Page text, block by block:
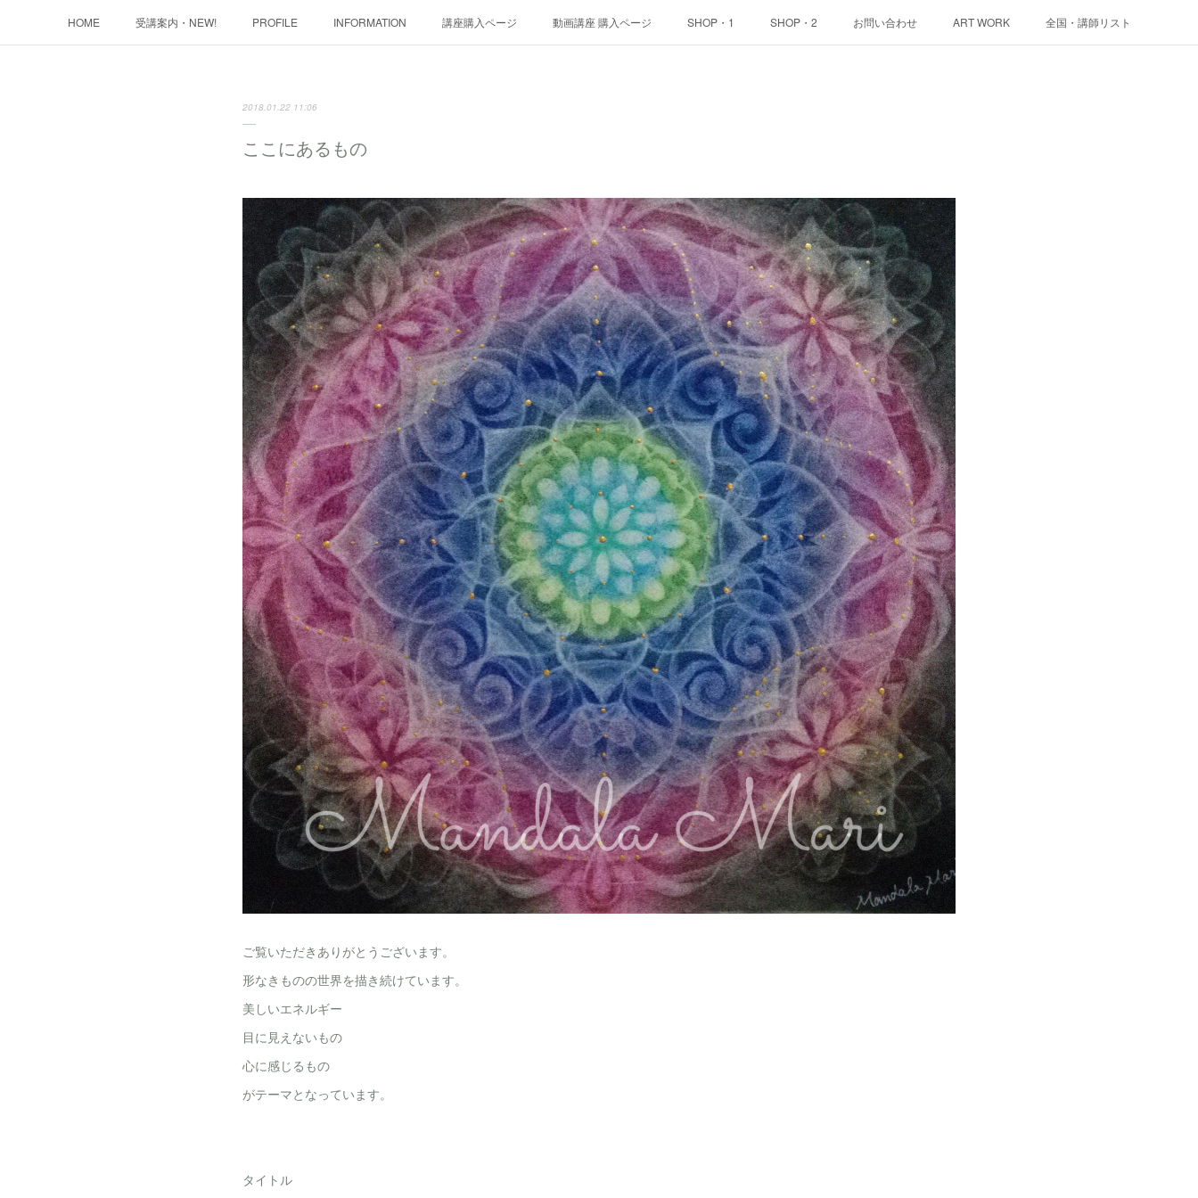
HOME 受講案内・NEW! PROFILE INFORMATION 講座購入ページ 動画講座 購入ページ SHOP・1 SHOP・2 お問い合わせ ART WORK 全国・講師リスト
2018.01.22 11:06
ここにあるもの
ご覧いただきありがとうございます。
形なきものの世界を描き続けています。
美しいエネルギー
目に見えないもの
心に感じるもの
がテーマとなっています。
タイトル